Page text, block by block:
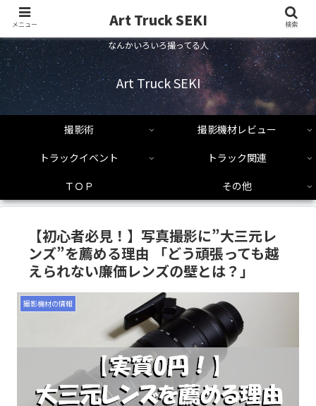
なんかいろいろ撮ってる人
Art Truck SEKI
撮影術
撮影機材レビュー
トラックイベント
トラック関連
ＴＯＰ
その他
【初心者必見！】写真撮影に”大三元レ
ンズ”を薦める理由 「どう頑張っても越
えられない廉価レンズの壁とは？」
撮影機材の情報
メニュー Art Truck SEKI 検索